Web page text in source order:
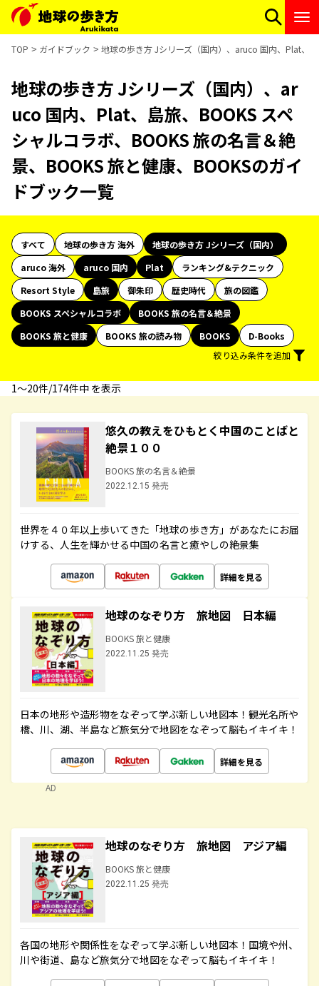
TOP ガイドブック 地球の歩き方 Jシリーズ（国内）、aruco 国内、Plat、
地球の歩き方 Jシリーズ（国内）、ar
uco 国内、Plat、島旅、BOOKS スペ
シャルコラボ、BOOKS 旅の名言＆絶
景、BOOKS 旅と健康、BOOKSのガイ
ドブック一覧
すべて 地球の歩き方 海外
地球の歩き方 Jシリーズ（国内）
aruco 海外
aruco 国内 Plat
ランキング&テクニック
Resort Style
島旅 御朱印 歴史時代
旅の図鑑
BOOKS スペシャルコラボ
BOOKS 旅の名言＆絶景
BOOKS 旅と健康
BOOKS 旅の読み物 BOOKS
D-Books
絞り込み条件を追加
1〜20件/174件中 を表示
悠久の教えをひもとく中国のことばと
絶景１００
BOOKS 旅の名言＆絶景
2022.12.15 発売
世界を４０年以上歩いてきた「地球の歩き方」があなたにお届
けする、人生を輝かせる中国の名言と癒やしの絶景集
詳細を見る
地球のなぞり方 旅地図 日本編
BOOKS 旅と健康
2022.11.25 発売
日本の地形や造形物をなぞって学ぶ新しい地図本！観光名所や
橋、川、湖、半島など旅気分で地図をなぞって脳もイキイキ！
詳細を見る
AD
地球のなぞり方 旅地図 アジア編
BOOKS 旅と健康
2022.11.25 発売
各国の地形や関係性をなぞって学ぶ新しい地図本！国境や州、
川や街道、島など旅気分で地図をなぞって脳もイキイキ！